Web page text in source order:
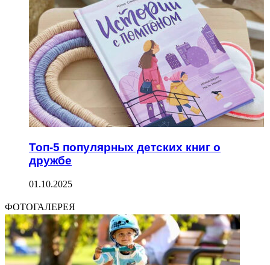
Топ-5 популярных детских книг о
дружбе
01.10.2025
ФОТОГАЛЕРЕЯ